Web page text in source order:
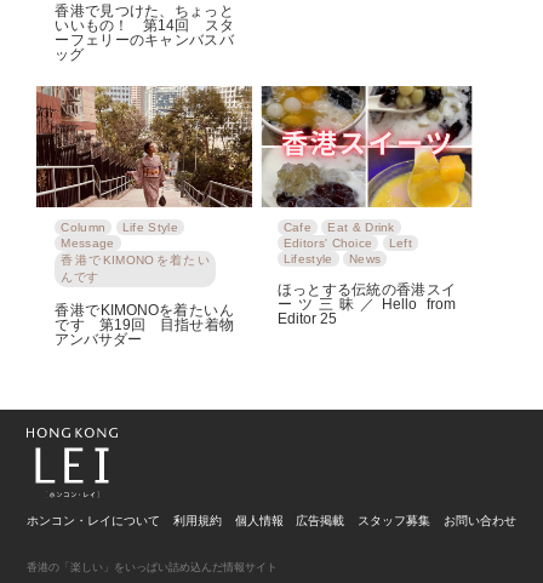
香港で見つけた、ちょっと
いいもの！ 第14回 スタ
ーフェリーのキャンバスバ
ッグ
Column
Life Style
Message
香港でKIMONOを着たい
んです
香港でKIMONOを着たいん
です 第19回 目指せ着物
アンバサダー
Cafe
Eat & Drink
Editors' Choice
Left
Lifestyle
News
ほっとする伝統の香港スイ
ーツ三昧／Hello from
Editor 25
ホンコン・レイについて 利用規約 個人情報 広告掲載 スタッフ募集 お問い合わせ
香港の「楽しい」をいっぱい詰め込んだ情報サイト